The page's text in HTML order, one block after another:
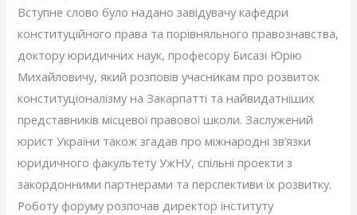
Вступне слово було надано завідувачу кафедри
конституційного права та порівняльного правознавства,
доктору юридичних наук, професору Бисазі Юрію
Михайловичу, який розповів учасникам про розвиток
конституціоналізму на Закарпатті та найвидатніших
представників місцевої правової школи. Заслужений
юрист України також згадав про міжнародні зв’язки
юридичного факультету УжНУ, спільні проекти з
закордонними партнерами та перспективи їх розвитку.
Роботу форуму розпочав директор інституту